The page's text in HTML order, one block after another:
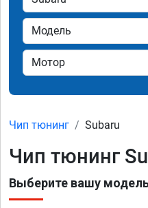
Чип тюнинг Subaru
Чип тюнинг
Выберите вашу